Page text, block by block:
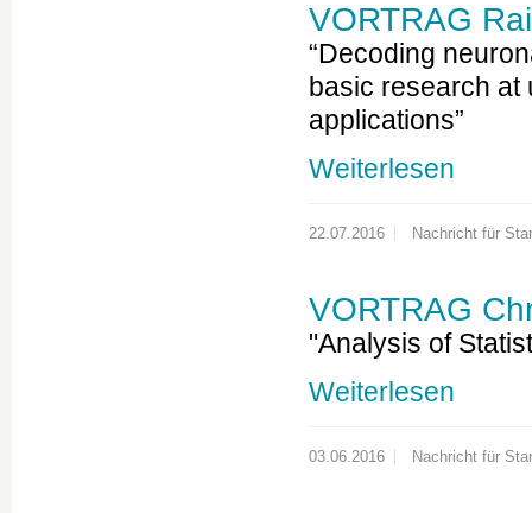
VORTRAG
“Decoding
basic research at
applications”
Weiterlesen
22.07.2016 Nachricht für
VORTRAG
"Analysis of
Weiterlesen
03.06.2016 Nachricht für